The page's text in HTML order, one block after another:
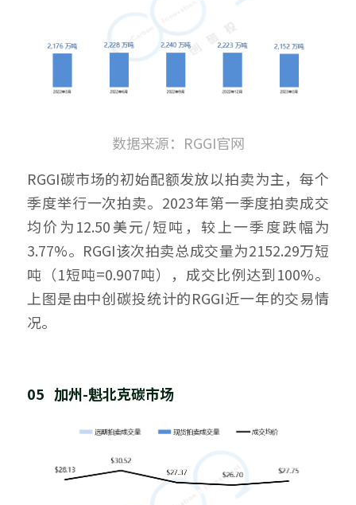
数据来源：RGGI官网
RGGI碳市场的初始配额发放以拍卖为主，每个
季度举行一次拍卖。2023年第一季度拍卖成交
均价为12.50美元/短吨，较上一季度跌幅为
3.77%。RGGI该次拍卖总成交量为2152.29万短
吨（1短吨=0.907吨），成交比例达到100%。
上图是由中创碳投统计的RGGI近一年的交易情
况。
05   加州-魁北克碳市场